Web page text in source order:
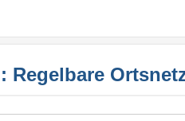
Regelbare